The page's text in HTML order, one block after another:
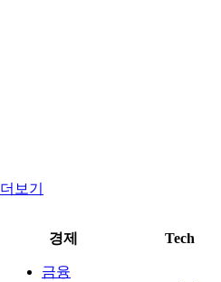
더보기
경제 Tech
금융